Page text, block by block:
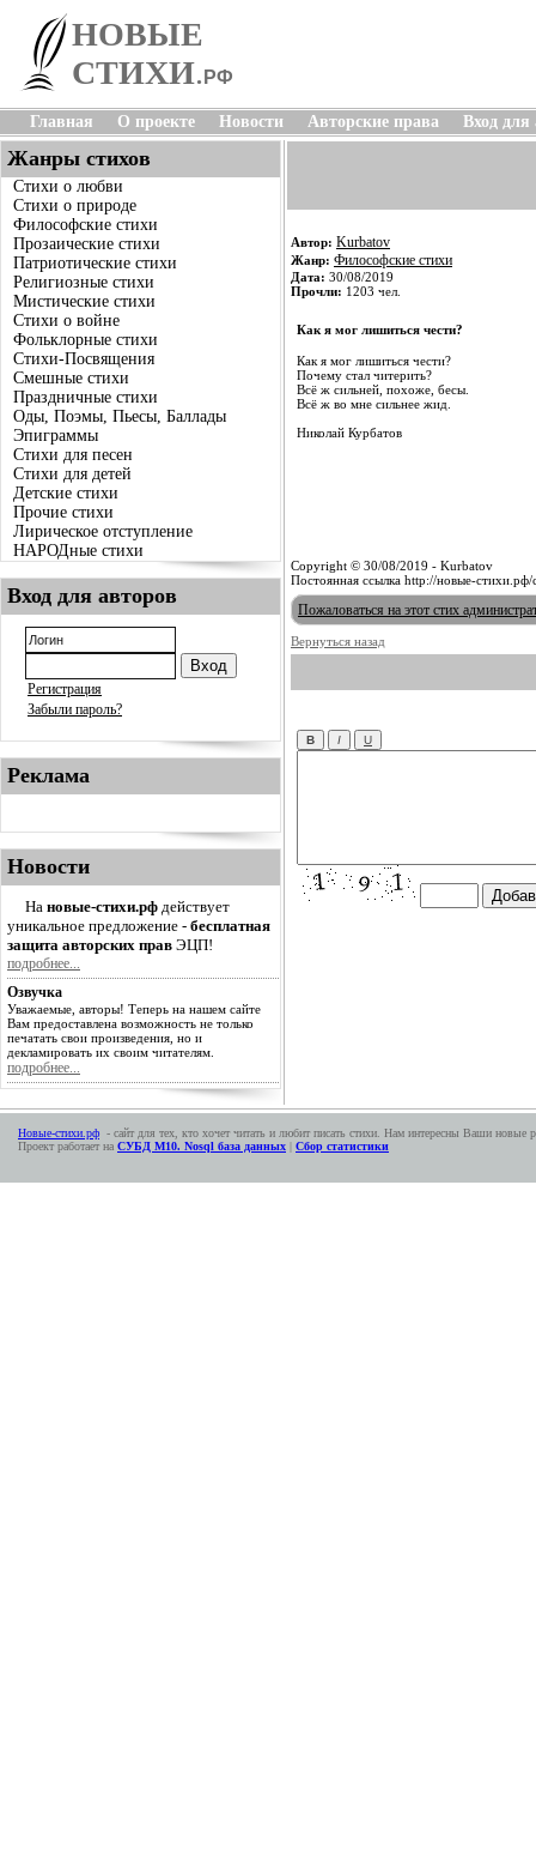
НОВЫЕ
СТИХИ. РФ
Главная О проекте Новости Авторские права Вход для
Жанры стихов
Стихи о любви
Стихи о природе
Философские стихи
Прозаические стихи
Патриотические стихи
Религиозные стихи
Мистические стихи
Стихи о войне
Фольклорные стихи
Стихи-Посвящения
Смешные стихи
Праздничные стихи
Оды, Поэмы, Пьесы, Баллады
Эпиграммы
Стихи для песен
Стихи для детей
Детские стихи
Прочие стихи
Лирическое отступление
НАРОДные стихи
Вход для авторов
Регистрация
Забыли пароль?
Реклама
Новости
На новые-стихи.рф действует
уникальное предложение - бесплатная
защита авторских прав ЭЦП!
подробнее...
Озвучка
Уважаемые, авторы! Теперь на нашем сайте
Вам предоставлена возможность не только
печатать свои произведения, но и
декламировать их своим читателям.
подробнее...
Автор: Kurbatov
Жанр: Философские стихи
Дата: 30/08/2019
Прочли: 1203 чел.
Как я мог лишиться чести?
Как я мог лишиться чести?
Почему стал читерить?
Всё ж сильней, похоже, бесы.
Всё ж во мне сильнее жид.
Николай Курбатов
Copyright © 30/08/2019 - Kurbatov
Постоянная ссылка http://новые-
Пожаловаться на этот стих
Вернуться назад
Новые-стихи.рф - сайт для тех, кто хочет читать и любит писать стихи. Нам интересны Ваши новые
Проект работает на СУБД М10. Nosql база данных | Сбор статистики